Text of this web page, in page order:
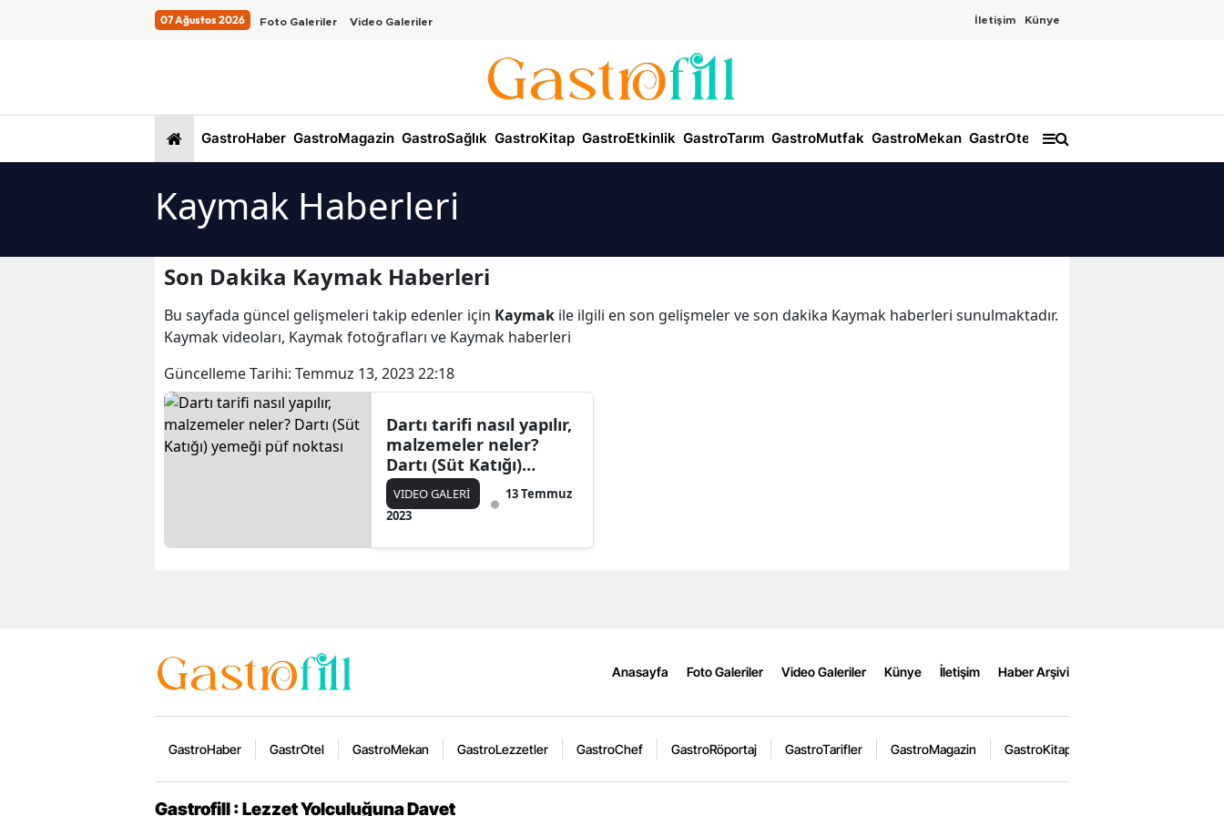
07 Ağustos 2026 Foto Galeriler Video Galeriler İletişim Künye
GastroHaber GastroMagazin GastroSağlık GastroKitap GastroEtkinlik GastroTarım GastroMutfak GastroMekan GastrOtel
Kaymak Haberleri
Son Dakika Kaymak Haberleri
Bu sayfada güncel gelişmeleri takip edenler için Kaymak ile ilgili en son gelişmeler ve son dakika Kaymak haberleri sunulmaktadır.
Kaymak videoları, Kaymak fotoğrafları ve Kaymak haberleri
Güncelleme Tarihi: Temmuz 13, 2023 22:18
Dartı tarifi nasıl yapılır,
malzemeler neler?
Dartı (Süt Katığı)
yemeği püf noktası
VIDEO GALERİ
13 Temmuz
2023
Anasayfa Foto Galeriler Video Galeriler Künye İletişim Haber Arşivi
GastroHaber GastrOtel GastroMekan GastroLezzetler GastroChef GastroRöportaj GastroTarifler GastroMagazin GastroKitap
Gastrofill : Lezzet Yolculuğuna Davet